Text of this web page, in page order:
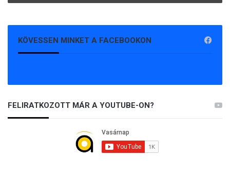
KÖVESSEN MINKET A FACEBOOKON
FELIRATKOZOTT MÁR A YOUTUBE-ON?